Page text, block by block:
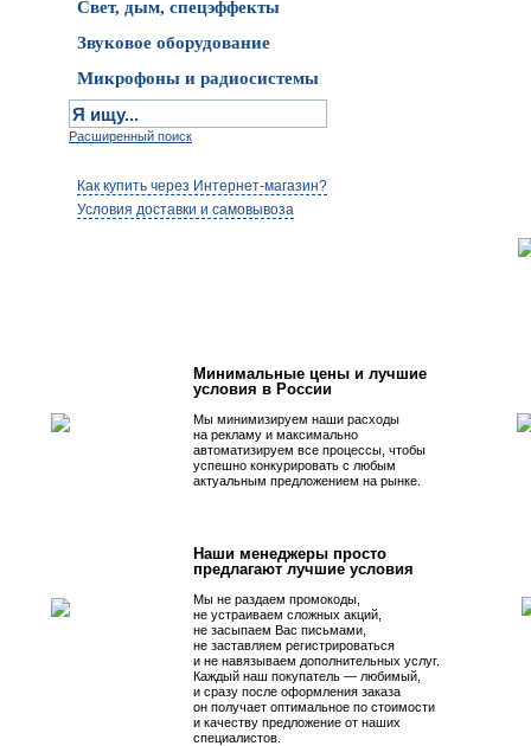
Свет, дым, спецэффекты
Звуковое оборудование
Микрофоны и радиосистемы
Расширенный поиск
Как купить через Интернет-магазин?
Условия доставки и самовывоза
Минимальные цены и лучшие
условия в России
Мы минимизируем наши расходы
на рекламу и максимально
автоматизируем все процессы, чтобы
успешно конкурировать с любым
актуальным предложением на рынке.
Наши менеджеры просто
предлагают лучшие условия
Мы не раздаем промокоды,
не устраиваем сложных акций,
не засыпаем Вас письмами,
не заставляем регистрироваться
и не навязываем дополнительных услуг.
Каждый наш покупатель — любимый,
и сразу после оформления заказа
он получает оптимальное по стоимости
и качеству предложение от наших
специалистов.